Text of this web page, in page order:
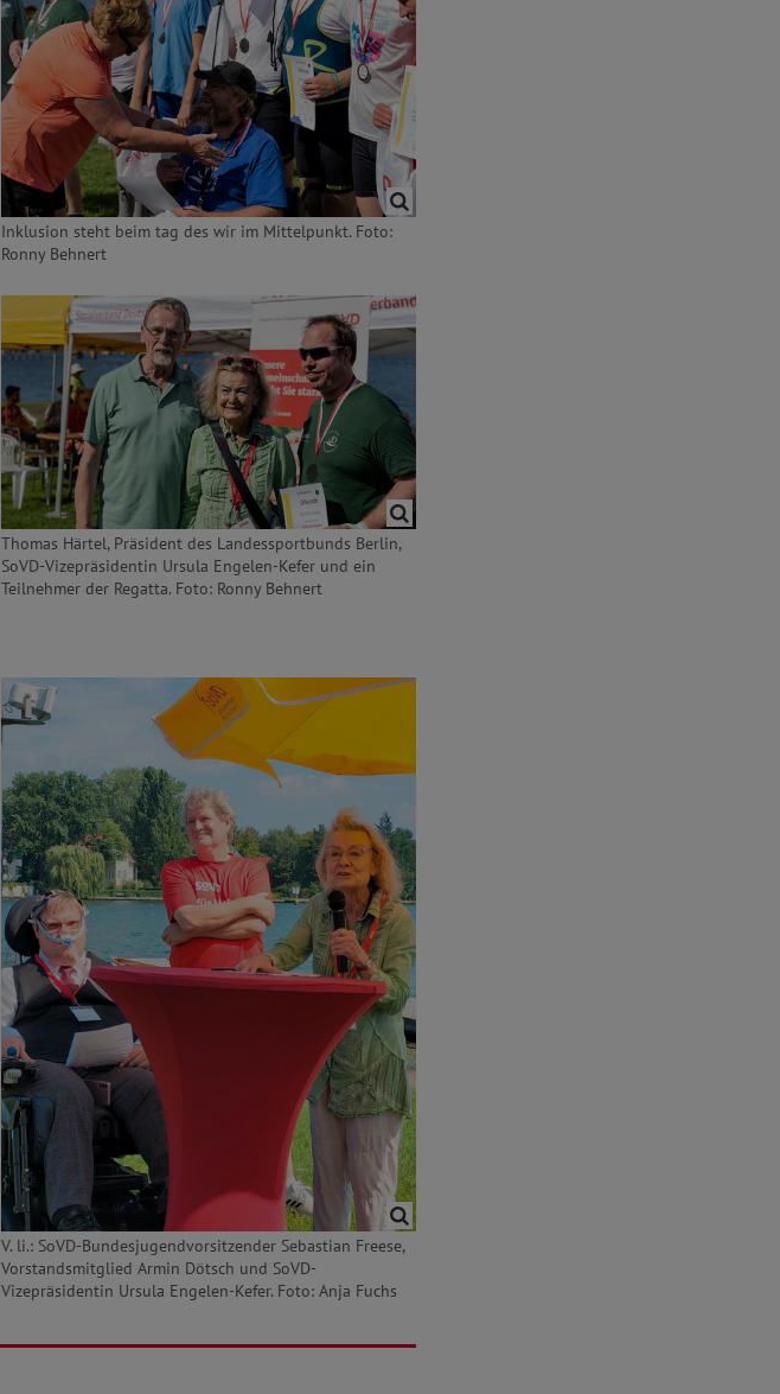
Inklusion steht beim tag des wir im Mittelpunkt. Foto:
Ronny Behnert
Thomas Härtel, Präsident des Landessportbunds Berlin,
SoVD-Vizepräsidentin Ursula Engelen-Kefer und ein
Teilnehmer der Regatta. Foto: Ronny Behnert
V. li.: SoVD-Bundesjugendvorsitzender Sebastian Freese,
Vorstandsmitglied Armin Dötsch und SoVD-
Vizepräsidentin Ursula Engelen-Kefer. Foto: Anja Fuchs